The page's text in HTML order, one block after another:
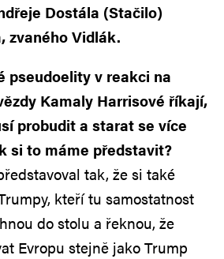
Dostála (Stačilo)
zvaného Vidlák.
pseudoelity v reakci na
Kamaly Harrisové říkají,
probudit a starat se více
si to máme představit?
tak, že si také
kteří tu samostatnost
do stolu a řeknou, že
Evropu stejně jako Trump